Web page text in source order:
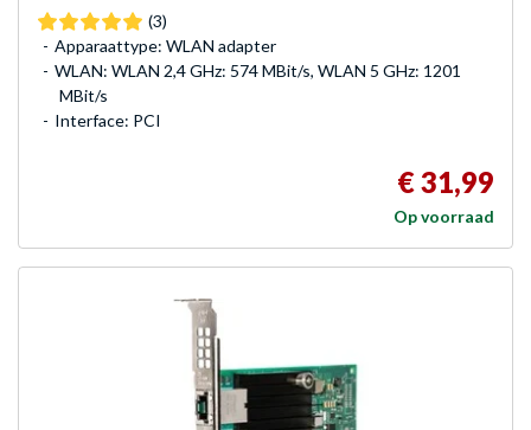
(3)
Apparaattype: WLAN adapter
WLAN: WLAN 2,4 GHz: 574 MBit/s, WLAN 5 GHz: 1201
MBit/s
Interface: PCI
€ 31,99
Op voorraad